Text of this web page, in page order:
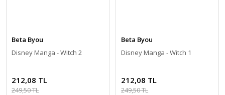
Beta Byou
Disney Manga - Witch 2
212,08 TL
249,50 TL
Beta Byou
Disney Manga - Witch 1
212,08 TL
249,50 TL